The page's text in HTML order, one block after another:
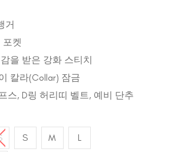
거
포켓
을 받은 강화 스티치
칼라(Collar) 잠금
스, D링 허리띠 벨트, 예비 단추
S M L